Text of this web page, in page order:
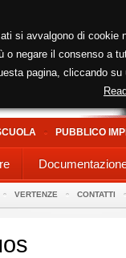
PUBBLICO
VERTENZE CONTATTI
si avvalgono di
o negare il consenso a
pagina, cliccando